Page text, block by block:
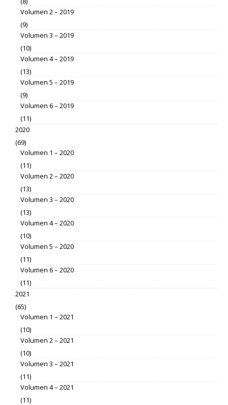
Volumen 2 – 2019
(9)
Volumen 3 – 2019
(10)
Volumen 4 – 2019
(13)
Volumen 5 – 2019
(9)
Volumen 6 – 2019
(11)
2020
(69)
Volumen 1 – 2020
(11)
Volumen 2 – 2020
(13)
Volumen 3 – 2020
(13)
Volumen 4 – 2020
(10)
Volumen 5 – 2020
(11)
Volumen 6 – 2020
(11)
2021
(65)
Volumen 1 – 2021
(10)
Volumen 2 – 2021
(10)
Volumen 3 – 2021
(11)
Volumen 4 – 2021
(11)